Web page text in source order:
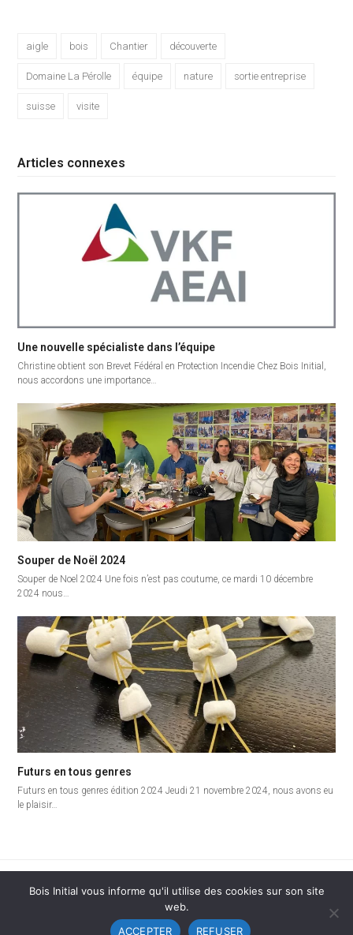
aigle bois Chantier découverte
Domaine La Pérolle équipe nature sortie entreprise
suisse visite
Articles connexes
Une nouvelle spécialiste dans l’équipe
Christine obtient son Brevet Fédéral en Protection Incendie Chez Bois Initial,
nous accordons une importance…
Souper de Noël 2024
Souper de Noel 2024 Une fois n’est pas coutume, ce mardi 10 décembre
2024 nous…
Futurs en tous genres
Futurs en tous genres édition 2024 Jeudi 21 novembre 2024, nous avons eu
le plaisir…
previous
Bois Initial2026 | Graphismetilt - communication visuelle
Bois Initial vous informe qu'il utilise des cookies sur son site
web.
ACCEPTER
REFUSER